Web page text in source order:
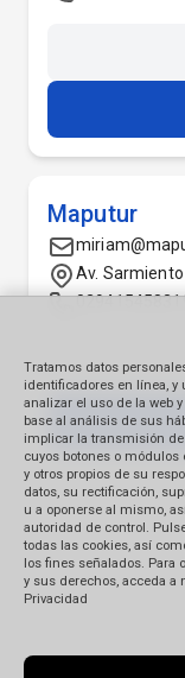
Maputur
Av.
Tratamos datos
identificadores en línea, y
analizar el uso de la web
base al análisis de sus
implicar la transmisión
cuyos botones o módulos
y otros propios de su
datos, su rectificación,
u a oponerse al mismo,
autoridad de control.
todas las cookies, así
los fines señalados. Para
y sus derechos, acceda a
Privacidad